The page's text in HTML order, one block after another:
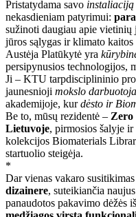
Pristatydama savo instaliaciją
nekasdieniam patyrimui:
sužinoti daugiau apie
jūros sąlygas ir klimato
Austėja Platūkytė yra
persipynusios technologijos,
Ji – KTU tarpdisciplininio
jaunesnioji mokslo
akademijoje, kurdėsto ir
Be to, mūsų rezidentė – Zero
Lietuvoje, pirmosios šalyje
kolekcijos Biomaterials
startuolio steigėja.
*
Dar vienas vakaro susitikimas
dizainere, suteikiančia
panaudotos pakavimo dėžės